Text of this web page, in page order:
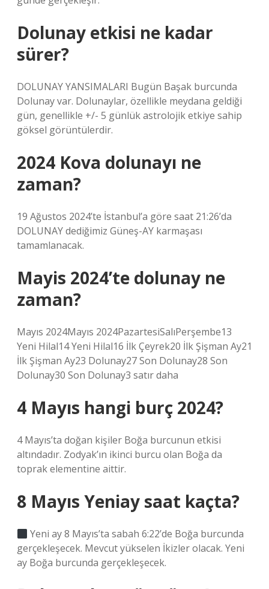
Dolunay etkisi ne kadar
sürer?
DOLUNAY YANSIMALARI Bugün Başak burcunda
Dolunay var. Dolunaylar, özellikle meydana geldiği
gün, genellikle +/- 5 günlük astrolojik etkiye sahip
göksel görüntülerdir.
2024 Kova dolunayı ne
zaman?
19 Ağustos 2024’te İstanbul’a göre saat 21:26’da
DOLUNAY dediğimiz Güneş-AY karmaşası
tamamlanacak.
Mayis 2024’te dolunay ne
zaman?
Mayıs 2024Mayıs 2024PazartesiSalıPerşembe13
Yeni Hilal14 Yeni Hilal16 İlk Çeyrek20 İlk Şişman Ay21
İlk Şişman Ay23 Dolunay27 Son Dolunay28 Son
Dolunay30 Son Dolunay3 satır daha
4 Mayıs hangi burç 2024?
4 Mayıs’ta doğan kişiler Boğa burcunun etkisi
altındadır. Zodyak’ın ikinci burcu olan Boğa da
toprak elementine aittir.
8 Mayıs Yeniay saat kaçta?
Yeni ay 8 Mayıs’ta sabah 6:22’de Boğa burcunda
gerçekleşecek. Mevcut yükselen İkizler olacak. Yeni
ay Boğa burcunda gerçekleşecek.